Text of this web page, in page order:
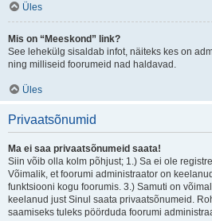
Üles
Mis on “Meeskond” link?
See lehekülg sisaldab infot, näiteks kes on
ning milliseid foorumeid nad haldavad.
Üles
Privaatsõnumid
Ma ei saa privaatsõnumeid saata!
Siin võib olla kolm põhjust; 1.) Sa ei ole
Võimalik, et foorumi administraator on
funktsiooni kogu foorumis. 3.) Samuti on
keelanud just Sinul saata privaatsõnumeid.
saamiseks tuleks pöörduda foorumi